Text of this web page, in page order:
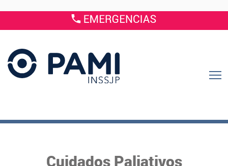
Cuidados Paliativos